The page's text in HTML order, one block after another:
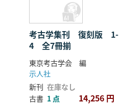
考古学集刊 復刻版 1-
4 全7冊揃
東京考古学会 編
示人社
新刊 在庫なし
古書 1 点 14,256 円